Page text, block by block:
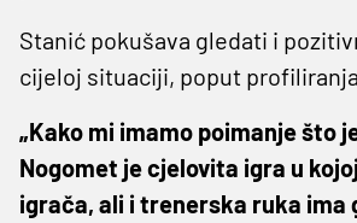
Stanić pokušava gledati i
cijeloj situaciji, poput
„Kako mi imamo poimanje što
Nogomet je cjelovita igra u
igrača, ali i trenerska ruka ima